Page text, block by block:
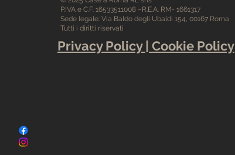
P.IVA e C.F. 16533511008 –R.E.A. RM- 1661317
Sede legale: Via Baldo degli Ubaldi 154, 00167 Roma
Tutti i diritti riservati
Privacy Policy | Cookie Policy